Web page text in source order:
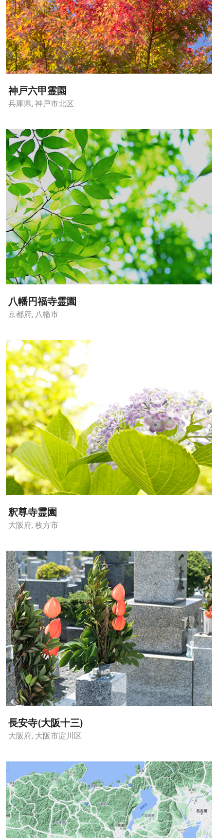
神戸六甲霊園
兵庫県, 神戸市北区
八幡円福寺霊園
京都府, 八幡市
釈尊寺霊園
大阪府, 枚方市
長安寺(大阪十三)
大阪府, 大阪市淀川区